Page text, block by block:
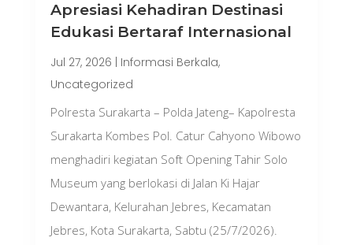
Apresiasi Kehadiran Destinasi
Edukasi Bertaraf Internasional
Jul 27, 2026 Informasi Berkala,
Uncategorized
Polresta Surakarta – Polda Jateng– Kapolresta
Surakarta Kombes Pol. Catur Cahyono Wibowo
menghadiri kegiatan Soft Opening Tahir Solo
Museum yang berlokasi di Jalan Ki Hajar
Dewantara, Kelurahan Jebres, Kecamatan
Jebres, Kota Surakarta, Sabtu (25/7/2026).